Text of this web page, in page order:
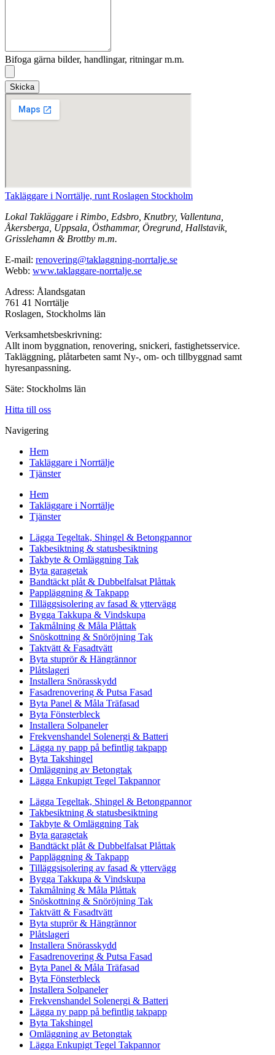
Bifoga gärna bilder, handlingar, ritningar m.m.
Skicka
Takläggare i Norrtälje, runt Roslagen Stockholm
Lokal Takläggare i Rimbo, Edsbro, Knutbry, Vallentuna,
Åkersberga, Uppsala, Östhammar, Öregrund, Hallstavik,
Grisslehamn & Brottby m.m.
E-mail: renovering@taklaggning-norrtalje.se
Webb: www.taklaggare-norrtalje.se
Adress: Ålandsgatan
761 41 Norrtälje
Roslagen, Stockholms län
Verksamhetsbeskrivning:
Allt inom byggnation, renovering, snickeri, fastighetsservice.
Takläggning, plåtarbeten samt Ny-, om- och tillbyggnad samt
hyresanpassning.
Säte: Stockholms län
Hitta till oss
Navigering
Hem
Takläggare i Norrtälje
Tjänster
Hem
Takläggare i Norrtälje
Tjänster
Lägga Tegeltak, Shingel & Betongpannor
Takbesiktning & statusbesiktning
Takbyte & Omläggning Tak
Byta garagetak
Bandtäckt plåt & Dubbelfalsat Plåttak
Pappläggning & Takpapp
Tilläggsisolering av fasad & yttervägg
Bygga Takkupa & Vindskupa
Takmålning & Måla Plåttak
Snöskottning & Snöröjning Tak
Taktvätt & Fasadtvätt
Byta stuprör & Hängrännor
Plåtslageri
Installera Snörasskydd
Fasadrenovering & Putsa Fasad
Byta Panel & Måla Träfasad
Byta Fönsterbleck
Installera Solpaneler
Frekvenshandel Solenergi & Batteri
Lägga ny papp på befintlig takpapp
Byta Takshingel
Omläggning av Betongtak
Lägga Enkupigt Tegel Takpannor
Lägga Tegeltak, Shingel & Betongpannor
Takbesiktning & statusbesiktning
Takbyte & Omläggning Tak
Byta garagetak
Bandtäckt plåt & Dubbelfalsat Plåttak
Pappläggning & Takpapp
Tilläggsisolering av fasad & yttervägg
Bygga Takkupa & Vindskupa
Takmålning & Måla Plåttak
Snöskottning & Snöröjning Tak
Taktvätt & Fasadtvätt
Byta stuprör & Hängrännor
Plåtslageri
Installera Snörasskydd
Fasadrenovering & Putsa Fasad
Byta Panel & Måla Träfasad
Byta Fönsterbleck
Installera Solpaneler
Frekvenshandel Solenergi & Batteri
Lägga ny papp på befintlig takpapp
Byta Takshingel
Omläggning av Betongtak
Lägga Enkupigt Tegel Takpannor